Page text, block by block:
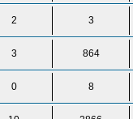
2 3
3 864
0 8